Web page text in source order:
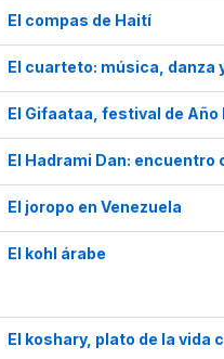
El compas de Haití
El cuarteto: música, danza
El Gifaataa, festival de Año
El Hadrami Dan:
El joropo en Venezuela
El kohl árabe
El koshary, plato de la